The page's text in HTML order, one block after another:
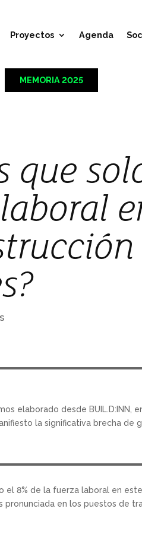
Proyectos Agenda
MEMORIA 2025
que
elaborado desde
la significativa brecha de
el 8% de la fuerza laboral en
pronunciada en los puestos de